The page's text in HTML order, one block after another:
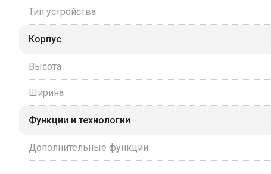
Тип устройства
Корпус
Высота
Ширина
Функции и технологии
Дополнительные функции